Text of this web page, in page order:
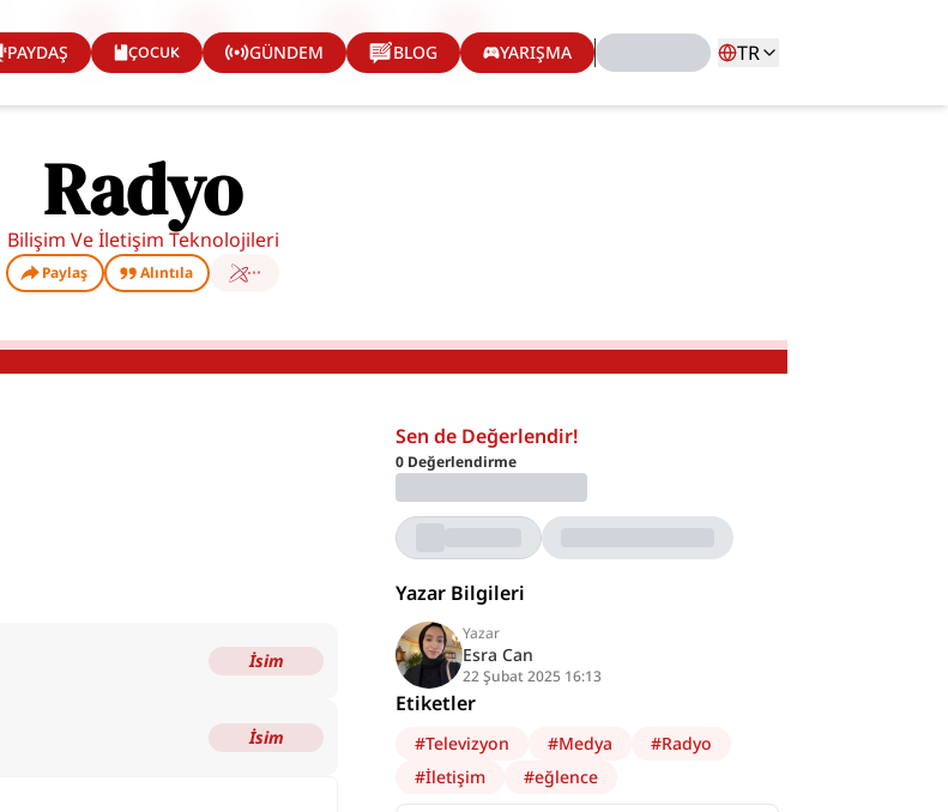
PAYDAŞ ÇOCUK GÜNDEM BLOG YARIŞMA TR
Radyo
Bilişim Ve İletişim Teknolojileri
Paylaş Alıntıla
İsim
İsim
Sen de Değerlendir!
0 Değerlendirme
Yazar Bilgileri
Yazar
Esra Can
22 Şubat 2025 16:13
Etiketler
#Televizyon #Medya #Radyo
#İletişim #eğlence